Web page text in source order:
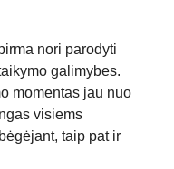
nori parodyti
galimybes.
momentas jau nuo
visiems
taip pat ir